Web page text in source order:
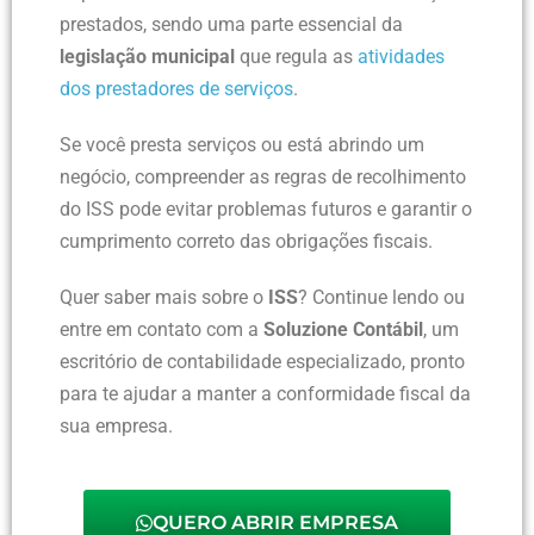
prestados, sendo uma parte essencial da
legislação municipal que regula as atividades
dos prestadores de serviços.
Se você presta serviços ou está abrindo um
negócio, compreender as regras de recolhimento
do ISS pode evitar problemas futuros e garantir o
cumprimento correto das obrigações fiscais.
Quer saber mais sobre o ISS? Continue lendo ou
entre em contato com a Soluzione Contábil, um
escritório de contabilidade especializado, pronto
para te ajudar a manter a conformidade fiscal da
sua empresa.
QUERO ABRIR EMPRESA